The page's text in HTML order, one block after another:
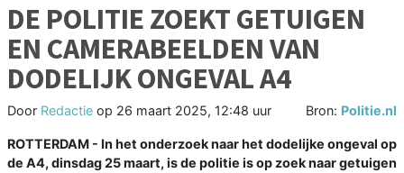
DE POLITIE ZOEKT GETUIGEN
EN CAMERABEELDEN VAN
DODELIJK ONGEVAL A4
Door Redactie op 26 maart 2025, 12:48 uur Bron: Politie.nl
ROTTERDAM - In het onderzoek naar het dodelijke ongeval op
de A4, dinsdag 25 maart, is de politie is op zoek naar getuigen